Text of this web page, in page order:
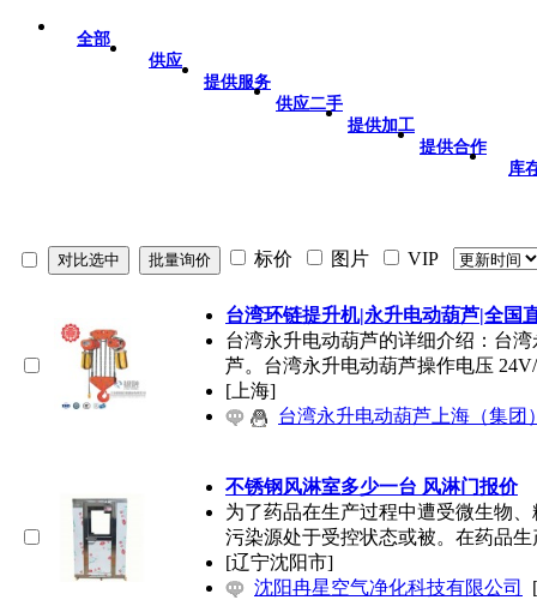
全部
供应
提供服务
供应二手
提供加工
提供合作
库
标价 图片 VIP
台湾环链提升机|永升电动葫芦|全国
台湾永升电动葫芦的详细介绍：台
芦。台湾永升电动葫芦操作电压
[上海]
台湾永升电动葫芦上海（集团
不锈钢风淋室多少一台 风淋门报价
为了药品在生产过程中遭受微生物
污染源处于受控状态或被。在药品生
[辽宁沈阳市]
沈阳冉星空气净化科技有限公司